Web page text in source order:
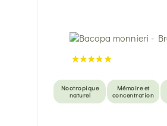
Nootropique
naturel
Mémoire et
concentration